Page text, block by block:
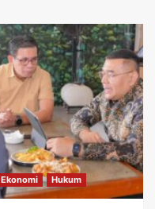
Ekonomi Hukum